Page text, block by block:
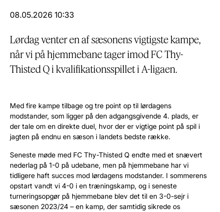
08.05.2026 10:33
Lørdag venter en af sæsonens vigtigste kampe,
når vi på hjemmebane tager imod FC Thy-
Thisted Q i kvalifikationsspillet i A-ligaen.
Med fire kampe tilbage og tre point op til lørdagens
modstander, som ligger på den adgangsgivende 4. plads, er
der tale om en direkte duel, hvor der er vigtige point på spil i
jagten på endnu en sæson i landets bedste række.
Seneste møde med FC Thy-Thisted Q endte med et snævert
nederlag på 1-0 på udebane, men på hjemmebane har vi
tidligere haft succes mod lørdagens modstander. I sommerens
opstart vandt vi 4-0 i en træningskamp, og i seneste
turneringsopgør på hjemmebane blev det til en 3-0-sejr i
sæsonen 2023/24 – en kamp, der samtidig sikrede os